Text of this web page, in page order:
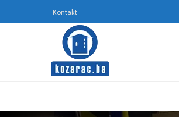
Kontakt